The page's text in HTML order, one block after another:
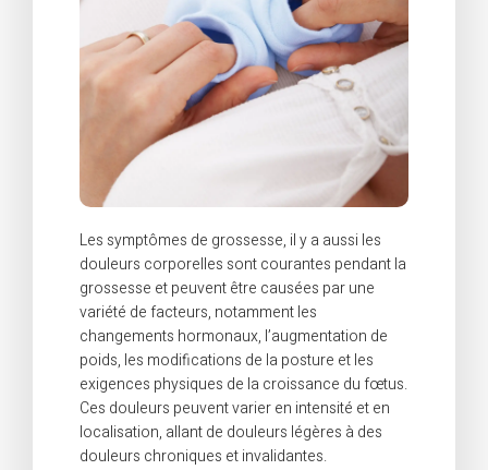
Les symptômes de grossesse, il y a aussi les
douleurs corporelles sont courantes pendant la
grossesse et peuvent être causées par une
variété de facteurs, notamment les
changements hormonaux, l’augmentation de
poids, les modifications de la posture et les
exigences physiques de la croissance du fœtus.
Ces douleurs peuvent varier en intensité et en
localisation, allant de douleurs légères à des
douleurs chroniques et invalidantes.